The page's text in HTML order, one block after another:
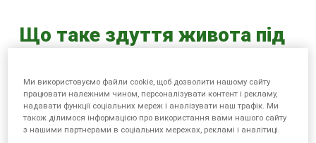
Що таке здуття живота під
виникає?
Здуття живота спричинене надлишком
повітря, що потрапляє у шлунок, і зазвичай
Ми використовуємо файли cookie, щоб дозволити нашому сайту
працювати належним чином, персоналізувати контент і рекламу,
надавати функції соціальних мереж і аналізувати наш трафік. Ми
також ділимося інформацією про використання вами нашого сайту
з нашими партнерами в соціальних мережах, рекламі і аналітиці.